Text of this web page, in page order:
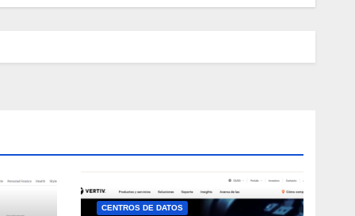
CENTROS DE DATOS